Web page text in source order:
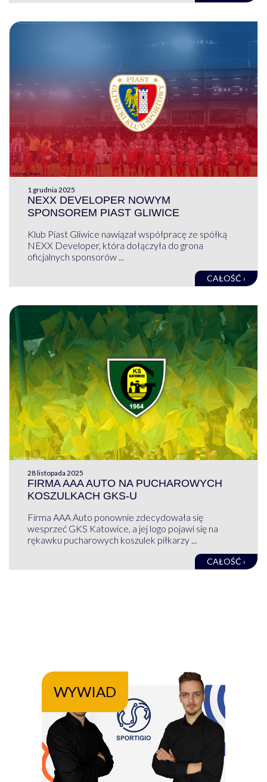
1 grudnia 2025
NEXX DEVELOPER NOWYM
SPONSOREM PIAST GLIWICE
Klub Piast Gliwice nawiązał współpracę ze spółką
NEXX Developer, która dołączyła do grona
oficjalnych sponsorów ...
CAŁOŚĆ ›
28 listopada 2025
FIRMA AAA AUTO NA PUCHAROWYCH
KOSZULKACH GKS-U
Firma AAA Auto ponownie zdecydowała się
wesprzeć GKS Katowice, a jej logo pojawi się na
rękawku pucharowych koszulek piłkarzy ...
CAŁOŚĆ ›
WYWIAD